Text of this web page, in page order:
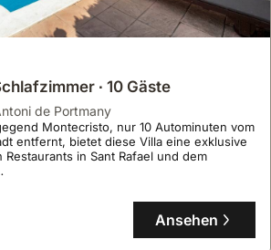
∙ 10 Gäste
de Portmany
Montecristo, nur 10 Autominuten vom
entfernt, bietet diese Villa eine exklusive
in Sant Rafael und dem
mit 250 m² Wohnfläche und 5
zu 10 Personen beeindruckt mit
einem Pool, einem Grillbereich und einer
und Kochfläche von 130 m².
Ansehen